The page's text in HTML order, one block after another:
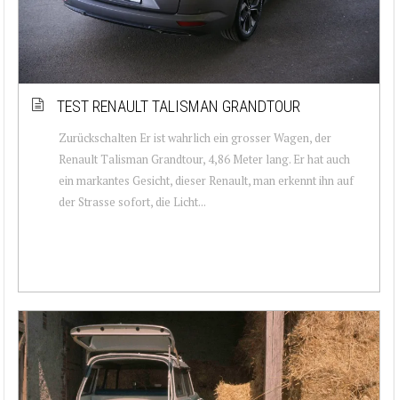
TEST RENAULT TALISMAN GRANDTOUR
Zurückschalten Er ist wahrlich ein grosser Wagen, der
Renault Talisman Grandtour, 4,86 Meter lang. Er hat auch
ein markantes Gesicht, dieser Renault, man erkennt ihn auf
der Strasse sofort, die Licht...